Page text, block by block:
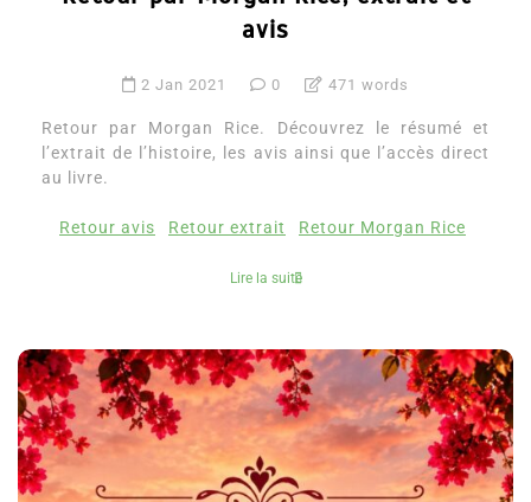
avis
2 Jan 2021 0 471 words
Retour par Morgan Rice. Découvrez le résumé et
l’extrait de l’histoire, les avis ainsi que l’accès direct
au livre.
Retour avis Retour extrait Retour Morgan Rice
Lire la suite